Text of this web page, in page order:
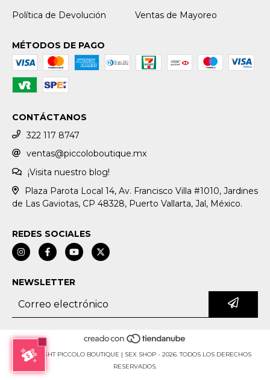
Política de Devolución Ventas de Mayoreo
MÉTODOS DE PAGO
CONTÁCTANOS
322 117 8747
ventas@piccoloboutique.mx
¡Visita nuestro blog!
Plaza Parota Local 14, Av. Francisco Villa #1010, Jardines
de Las Gaviotas, CP 48328, Puerto Vallarta, Jal, México.
REDES SOCIALES
NEWSLETTER
COPYRIGHT PICCOLO BOUTIQUE | SEX SHOP - 2026. TODOS LOS DERECHOS
RESERVADOS.